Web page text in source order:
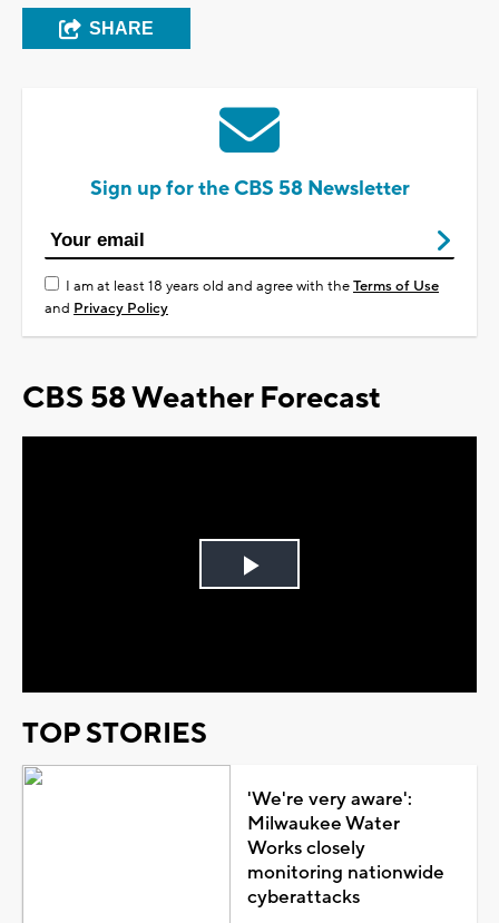
SHARE
Sign up for the CBS 58 Newsletter
I am at least 18 years old and agree with theTerms of Use
and Privacy Policy
CBS 58 Weather Forecast
Play
TOP STORIES
'We're very aware':
Milwaukee Water
Works closely
monitoring nationwide
cyberattacks